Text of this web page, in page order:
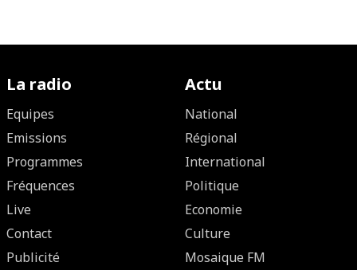
La radio
Equipes
Emissions
Programmes
Fréquences
Live
Contact
Publicité
Actu
National
Régional
International
Politique
Economie
Culture
Mosaique FM